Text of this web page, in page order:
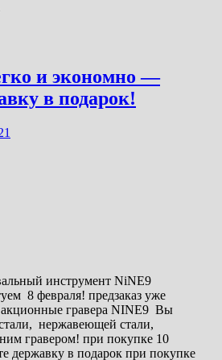
и экономно —
в подарок!
инструмент NiNE9
8 февраля! предзаказ уже
акционные гравера NINE9 Вы
нержавеющей стали,
гравером! при покупке 10
державку в подарок при покупке